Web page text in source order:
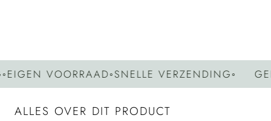
VOORRAAD◦SNELLE VERZENDING◦ GEEN
ALLES OVER DIT PRODUCT